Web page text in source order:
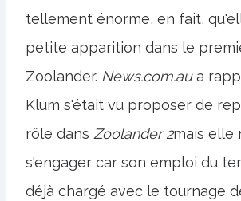
tellement énorme, en fait,
petite apparition dans le
Zoolander. News.com.aua
Klum s'était vu proposer de
rôle dans Zoolander 2mais elle
s'engager car son emploi du
déjà chargé avec le tournage